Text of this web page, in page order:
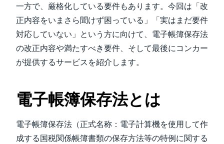
サステナビリティ
一方で、厳格化している要件もあります。今回は「改
正内容をいまさら聞けず困っている」「実はまだ要件
対応していない」という方に向けて、電子帳簿保存法
の改正内容や満たすべき要件、そして最後にコンカー
が提供するサービスを紹介します。
電子帳簿保存法とは
電子帳簿保存法（正式名称：電子計算機を使用して作
成する国税関係帳簿書類の保存方法等の特例に関する